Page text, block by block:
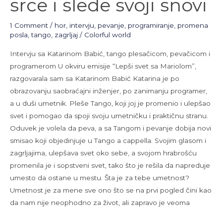
srce i slede svoji snovi
1 Comment / hor intervju pevanje programiranje promena
posla ,tango zagrljaj / Colorful world
Intervju sa Katarinom Babić, tango plesačicom, pevačicom i
programerom U okviru emisije “Lepši svet sa Mariolom”,
razgovarala sam sa Katarinom Babić Katarina je po
obrazovanju saobraćajni inženjer, po zanimanju programer,
a u duši umetnik. Pleše Tango, koji joj je promenio i ulepšao
svet i pomogao da spoji svoju umetničku i praktičnu stranu.
Oduvek je volela da peva, a sa Tangom i pevanje dobija novi
smisao koji objedinjuje u Tango a cappella. Svojim glasom i
zagrljajima, ulepšava svet oko sebe, a svojom hrabrošću
promenila je i sopstveni svet, tako što je rešila da napreduje
umesto da ostane u mestu. Šta je za tebe umetnost?
Umetnost je za mene sve ono što se na prvi pogled čini kao
da nam nije neophodno za život, ali zapravo je veoma
kada
sluša
slede
svoji
snovi